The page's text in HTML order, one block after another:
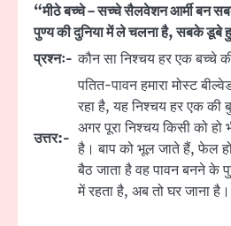
“मीठे बच्चे – सच्चे सैलवेशन आर्मी बन
पुण्य की दुनिया में ले चलना है, सबके डूबे
प्रश्नः- कौन सा निश्चय हर एक बच्चे की
उत्तर:-
पतित-पावन हमारा मोस्ट
रहा है, यह निश्चय हर एक की
अगर पूरा निश्चय किसी को हो
है। बाप को भूल जाते हैं, फेल
बैठ जाता है वह पावन बनने के
में रहता है, अब तो घर जाना है।